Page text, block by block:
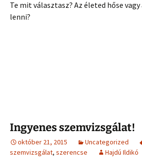
Te mit választasz? Az életed hőse
lenni?
Ingyenes szemvizsgálat!
október 21, 2015 Uncategorized
szemvizsgálat, szerencse Hajdú Ildikó